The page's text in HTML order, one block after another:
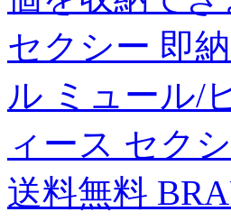
セクシー 即
ル ミュール/
ィース セク
送料無料